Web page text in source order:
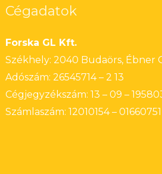
Cégadatok
Forska GL Kft.
Székhely: 2040 Budaörs, Ébner
Adószám: 26545714 – 2 13
Cégjegyzékszám: 13 – 09 –
Számlaszám: 12010154 –